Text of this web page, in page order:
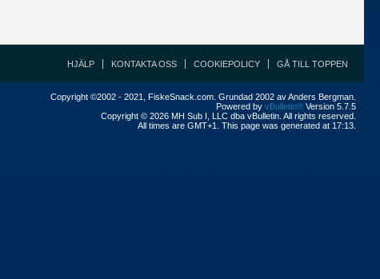
HJÄLP KONTAKTA OSS COOKIEPOLICY GÅ TILL TOPPEN
Copyright ©2002 - 2021, FiskeSnack.com. Grundad 2002 av Anders Bergman.
Powered by vBulletin® Version 5.7.5
Copyright © 2026 MH Sub I, LLC dba vBulletin. All rights reserved.
All times are GMT+1. This page was generated at 17:13.